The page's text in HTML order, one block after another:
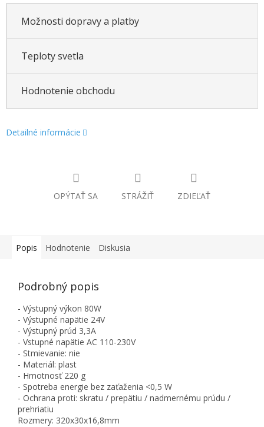
Možnosti dopravy a platby
Teploty svetla
Hodnotenie obchodu
Detailné informácie
OPÝTAŤ SA STRÁŽIŤ ZDIEĽAŤ
Popis Hodnotenie Diskusia
Podrobný popis
- Výstupný výkon 80W
- Výstupné napätie 24V
- Výstupný prúd 3,3A
- Vstupné napätie AC 110-230V
- Stmievanie: nie
- Materiál: plast
- Hmotnosť 220 g
- Spotreba energie bez zaťaženia <0,5 W
- Ochrana proti: skratu / prepätiu / nadmernému prúdu /
prehriatiu
Rozmery: 320x30x16,8mm